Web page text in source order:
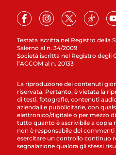
Testata iscritta nel Registro della
Salerno al n. 34/2009
Società iscritta nel Registro degli
l’AGCOM al n. 20133
La riproduzione dei contenuti
riservata. Pertanto, è vietata la
di testi, fotografie, contenuti
aziendali e pubblicitarie, con
elettronico/digitale o per mezzo
tutto quanto è ascrivibile a copia
non è responsabile dei
esercitare un controllo continuo
segnalazione qualora gli stessi